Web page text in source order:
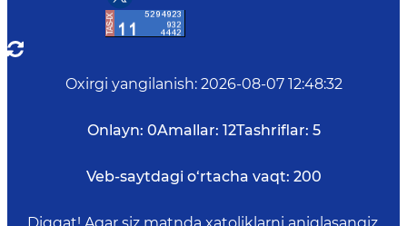
Oxirgi yangilanish: 2026-08-07 12:48:32
Onlayn: 0Amallar: 12Tashriflar: 5
Veb-saytdagi o‘rtacha vaqt: 200